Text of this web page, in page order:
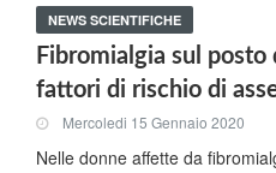
NEWS SCIENTIFICHE
Fibromialgia sul posto
fattori di rischio di
Mercoledi 15 Gennaio 2020
Nelle donne affette da